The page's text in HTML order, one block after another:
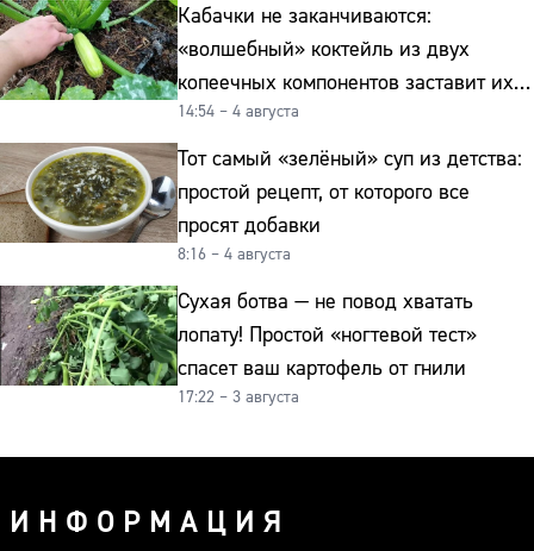
Кабачки не заканчиваются:
«волшебный» коктейль из двух
копеечных компонентов заставит их
плодоносить до самых заморозков
14:54 – 4 августа
Тот самый «зелёный» суп из детства:
простой рецепт, от которого все
просят добавки
8:16 – 4 августа
Сухая ботва — не повод хватать
лопату! Простой «ногтевой тест»
спасет ваш картофель от гнили
17:22 – 3 августа
ИНФОРМАЦИЯ